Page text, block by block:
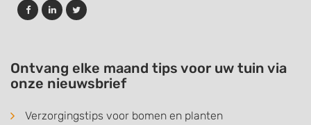
Ontvang elke maand tips voor uw tuin via
onze nieuwsbrief
Verzorgingstips voor bomen en planten